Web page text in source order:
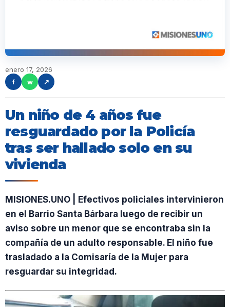
enero 17, 2026
f
w ↗
Un niño de 4 años fue
resguardado por la Policía
tras ser hallado solo en su
vivienda
MISIONES.UNO | Efectivos policiales intervinieron
en el Barrio Santa Bárbara luego de recibir un
aviso sobre un menor que se encontraba sin la
compañía de un adulto responsable. El niño fue
trasladado a la Comisaría de la Mujer para
resguardar su integridad.